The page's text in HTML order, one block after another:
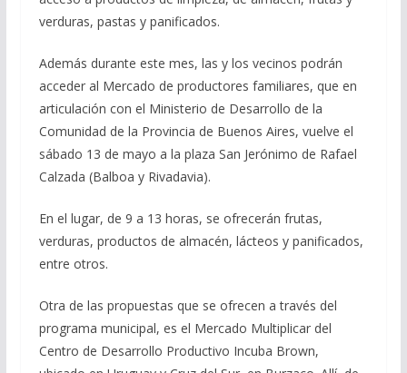
verduras, pastas y panificados.
Además durante este mes, las y los vecinos podrán
acceder al Mercado de productores familiares, que en
articulación con el Ministerio de Desarrollo de la
Comunidad de la Provincia de Buenos Aires, vuelve el
sábado 13 de mayo a la plaza San Jerónimo de Rafael
Calzada (Balboa y Rivadavia).
En el lugar, de 9 a 13 horas, se ofrecerán frutas,
verduras, productos de almacén, lácteos y panificados,
entre otros.
Otra de las propuestas que se ofrecen a través del
programa municipal, es el Mercado Multiplicar del
Centro de Desarrollo Productivo Incuba Brown,